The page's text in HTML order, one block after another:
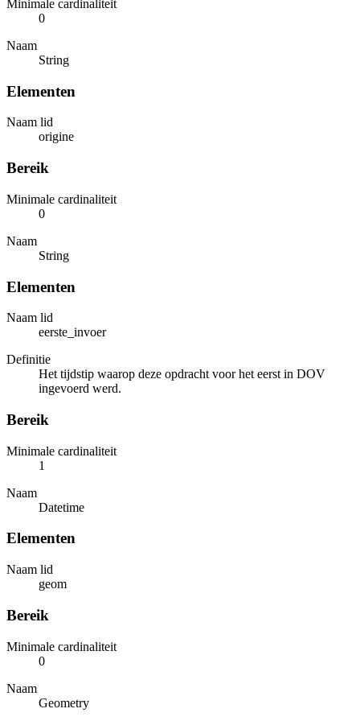
Minimale cardinaliteit
0
Naam
String
Elementen
Naam lid
origine
Bereik
Minimale cardinaliteit
0
Naam
String
Elementen
Naam lid
eerste_invoer
Definitie
Het tijdstip waarop deze opdracht voor het eerst in DOV
ingevoerd werd.
Bereik
Minimale cardinaliteit
1
Naam
Datetime
Elementen
Naam lid
geom
Bereik
Minimale cardinaliteit
0
Naam
Geometry